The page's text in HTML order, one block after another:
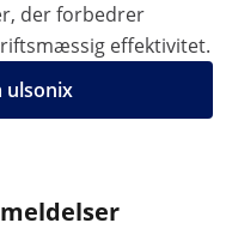
der forbedrer
effektivitet.
ulsonix